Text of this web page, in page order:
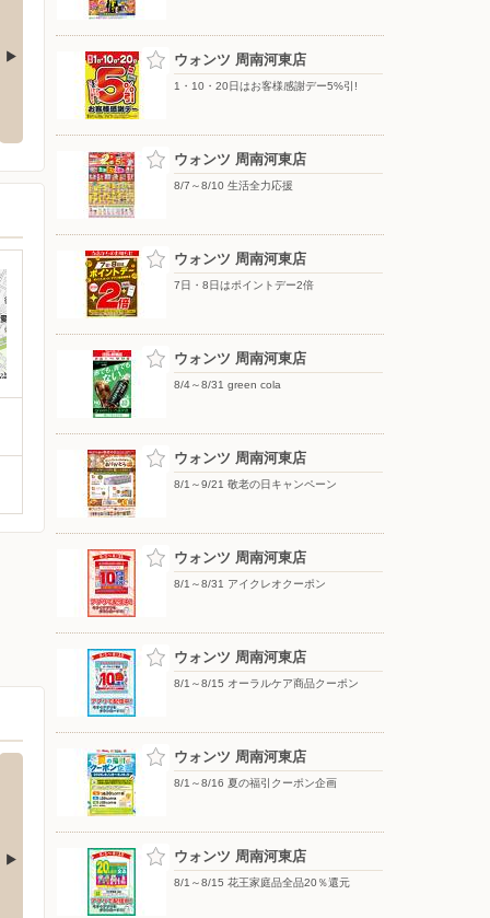
規アプリ
8/6〜おうちで味わう夏の贅沢
8/4〜エフカポイント10倍商品の
ウォンツ 周南河東店
1・10・20日はお客様感謝デー5%引!
ウォンツ 周南河東店
8/7～8/10 生活全力応援
ウォンツ 周南河東店
7日・8日はポイントデー2倍
ウォンツ 周南河東店
8/4～8/31 green cola
ウォンツ 周南河東店
8/1～9/21 敬老の日キャンペーン
ウォンツ 周南河東店
8/1～8/31 アイクレオクーポン
ウォンツ 周南河東店
8/1～8/15 オーラルケア商品クーポン
ウォンツ 周南河東店
8/1～8/16 夏の福引クーポン企画
ウォンツ 周南河東店
8/1～8/15 花王家庭品全品20％還元